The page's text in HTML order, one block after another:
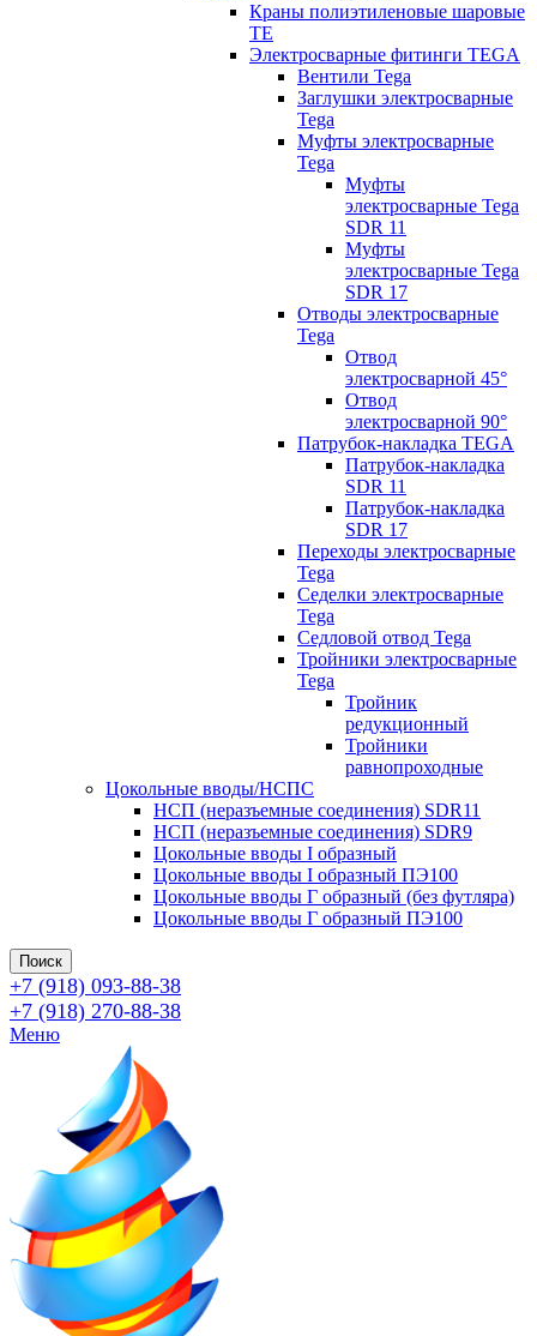
Краны полиэтиленовые шаровые
TE
Электросварные фитинги TEGA
Вентили Tega
Заглушки электросварные
Tega
Муфты электросварные
Tega
Муфты
электросварные Tega
SDR 11
Муфты
электросварные Tega
SDR 17
Отводы электросварные
Tega
Отвод
электросварной 45°
Отвод
электросварной 90°
Патрубок-накладка TEGA
Патрубок-накладка
SDR 11
Патрубок-накладка
SDR 17
Переходы электросварные
Tega
Седелки электросварные
Tega
Седловой отвод Tega
Тройники электросварные
Tega
Тройник
редукционный
Тройники
равнопроходные
Цокольные вводы/НСПС
НСП (неразъемные соединения) SDR11
НСП (неразъемные соединения) SDR9
Цокольные вводы I образный
Цокольные вводы I образный ПЭ100
Цокольные вводы Г образный (без футляра)
Цокольные вводы Г образный ПЭ100
Поиск
+7 (918) 093-88-38
+7 (918) 270-88-38
Меню